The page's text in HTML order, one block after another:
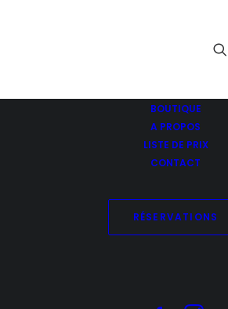
BOUTIQUE
A PROPOS
LISTE DE PRIX
CONTACT
RÉSERVATIONS